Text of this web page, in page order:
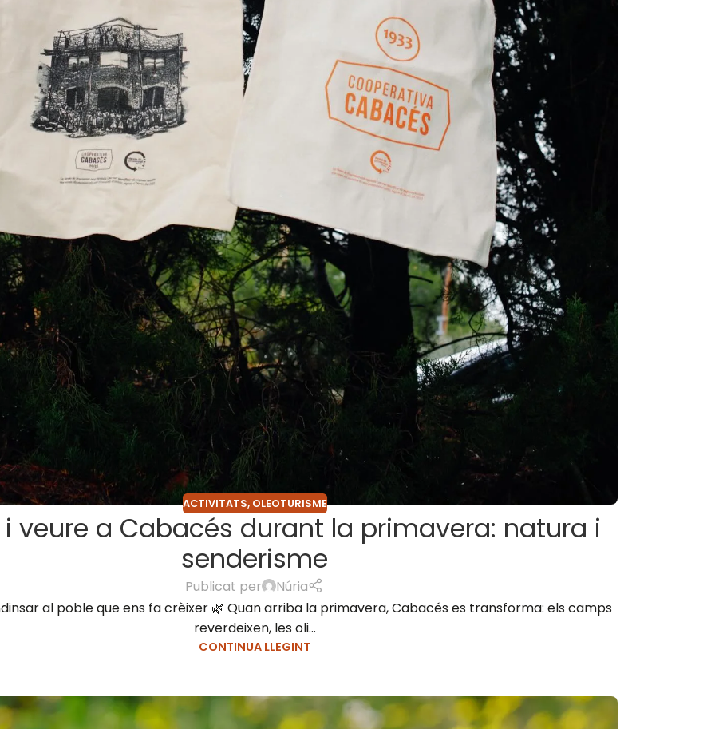
ACTIVITATS, OLEOTURISME
i veure a Cabacés durant la primavera: natura i
senderisme
Publicat per
Núria
al poble que ens fa crèixer 🌿 Quan arriba la primavera, Cabacés es transforma: els camps
reverdeixen, les oli...
CONTINUA LLEGINT